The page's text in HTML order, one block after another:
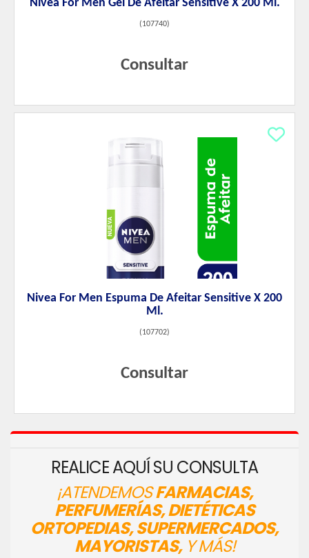
Nivea For Men Gel De Afeitar Sensitive X 200 Ml.
(107740)
Consultar
Nivea For Men Espuma De Afeitar Sensitive X 200
Ml.
(107702)
Consultar
REALICE AQUÍ SU CONSULTA
¡ATENDEMOSFARMACIAS,
PERFUMERÍAS, DIETÉTICAS
ORTOPEDIAS, SUPERMERCADOS,
MAYORISTAS,Y MÁS!